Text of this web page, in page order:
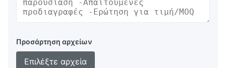
Προσάρτηση αρχείων
Επιλέξτε αρχεία